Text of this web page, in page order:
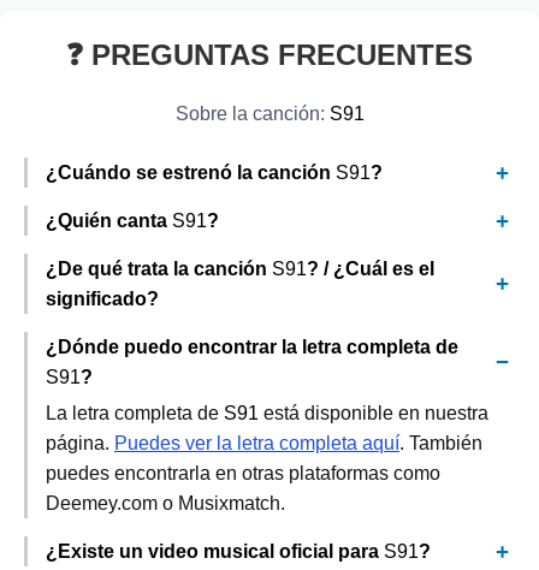
❓ PREGUNTAS FRECUENTES
Sobre la canción: S91
¿Cuándo se estrenó la canción S91?
¿Quién canta S91?
¿De qué trata la canción S91? / ¿Cuál es el
significado?
¿Dónde puedo encontrar la letra completa de
S91?
La letra completa de S91 está disponible en nuestra
página. Puedes ver la letra completa aquí. También
puedes encontrarla en otras plataformas como
Deemey.com o Musixmatch.
¿Existe un video musical oficial para S91?